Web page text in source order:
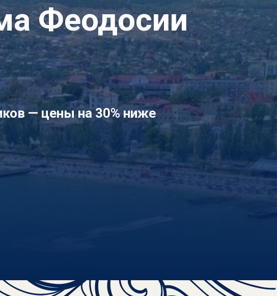
Феодосии
— цены на 30% ниже